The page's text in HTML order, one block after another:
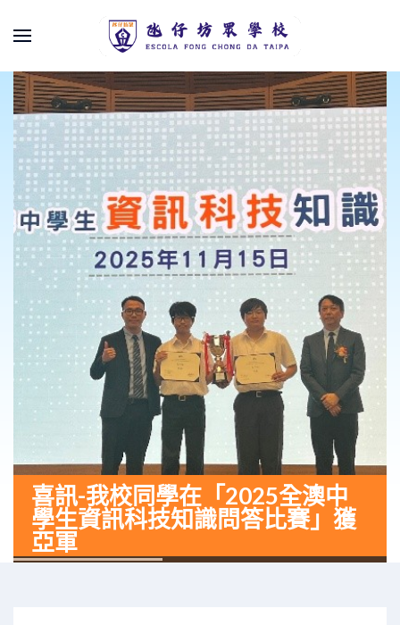
喜訊-我校同學在「2025全澳中
學生資訊科技知識問答比賽」獲
亞軍